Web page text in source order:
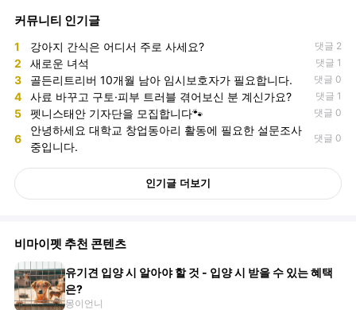
커뮤니티 인기글
1 강아지 간식은 어디서 주로 사세요? 댓글 2
2 새로운 녀석 댓글 1
3 골든리트리버 10개월 남아 임시보호자가 필요합니다. 댓글 0
4 사료 바꾸고 구토·피부 트러블 겪어보신 분 계신가요? 댓글 1
5 펫니스태안 기자단을 모집합니다🐾 댓글 0
6
안녕하세요 대학교 창업동아리 활동에 필요한 설문조사
중입니다.
댓글 0
인기글 더보기
비마이펫 추천 콘텐츠
유기견 입양 시 알아야 할 것 - 입양 시 받을 수 있는 혜택
은?
몽이언니